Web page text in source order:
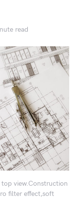
read
view.Construction
filter effect,soft